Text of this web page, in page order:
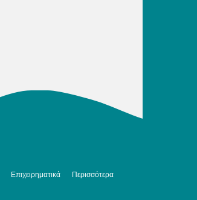
Επιχειρηματικά Περισσότερα